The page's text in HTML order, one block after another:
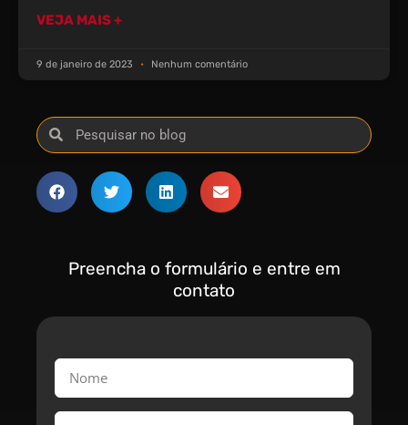
VEJA MAIS +
9 de janeiro de 2023 Nenhum comentário
Preencha o formulário e entre em
contato